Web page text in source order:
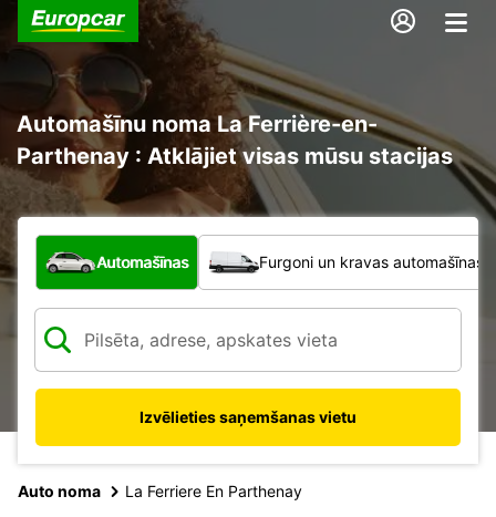
Automašīnu noma La Ferrière-en-
Parthenay : Atklājiet visas mūsu stacijas
Kāda veida transportlīdzeklis?
Automašīnas Furgoni un kravas automašīnas
Izvēlieties saņemšanas vietu
Auto noma La Ferriere En Parthenay